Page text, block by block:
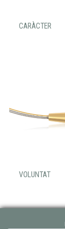
CARÀCTER
VOLUNTAT